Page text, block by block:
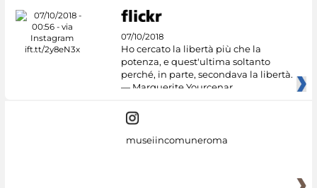
07/10/2018
Ho cercato la libertà più che la
potenza, e quest'ultima soltanto
perché, in parte, secondava la libertà.
— Marguerite Yourcenar
museiincomuneroma